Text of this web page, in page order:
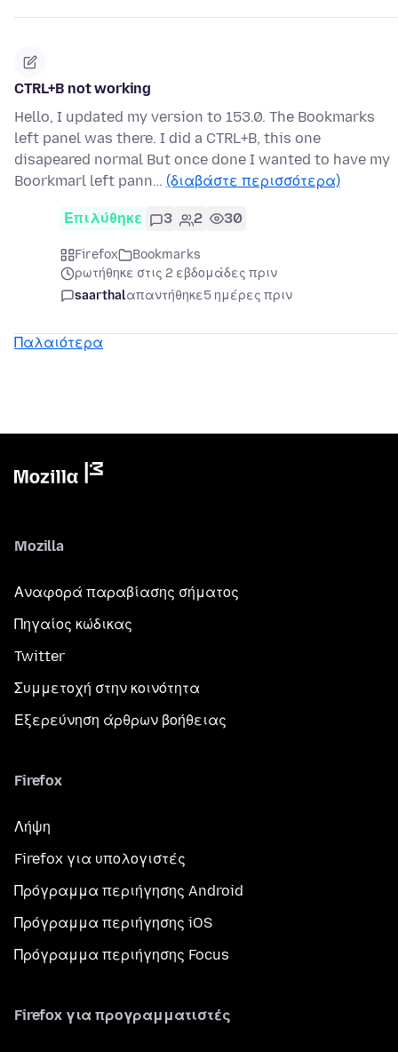
CTRL+B not working
Hello, I updated my version to 153.0. The Bookmarks
left panel was there. I did a CTRL+B, this one
disapeared normal But once done I wanted to have my
Boorkmarl left pann… (διαβάστε περισσότερα)
Επιλύθηκε 3 2 30
Firefox
Bookmarks
ρωτήθηκε στις 2 εβδομάδες πριν
saarthalαπαντήθηκε5 ημέρες πριν
Παλαιότερα
Mozilla
Αναφορά παραβίασης σήματος
Πηγαίος κώδικας
Twitter
Συμμετοχή στην κοινότητα
Εξερεύνηση άρθρων βοήθειας
Firefox
Λήψη
Firefox για υπολογιστές
Πρόγραμμα περιήγησης Android
Πρόγραμμα περιήγησης iOS
Πρόγραμμα περιήγησης Focus
Firefox για προγραμματιστές